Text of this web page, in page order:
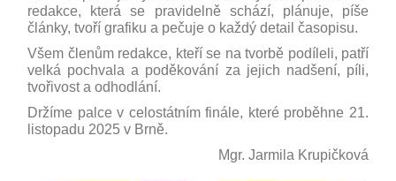
redakce, která se pravidelně schází, plánuje, píše
články, tvoří grafiku a pečuje o každý detail časopisu.
Všem členům redakce, kteří se na tvorbě podíleli, patří
velká pochvala a poděkování za jejich nadšení, píli,
tvořivost a odhodlání.
Držíme palce v celostátním finále, které proběhne 21.
listopadu 2025 v Brně.
Mgr. Jarmila Krupičková